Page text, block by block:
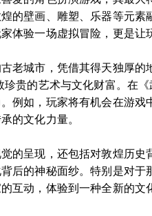
的壁画、雕塑、乐器等元
体验一场虚拟冒险，更是让
老城市，凭借其得天独厚
珍贵的艺术与文化财富。在
例如，玩家将有机会在游
的文化力量。
的呈现，还包括对敦煌历
后的神秘面纱。特别是对
互动，体验到一种全新的文